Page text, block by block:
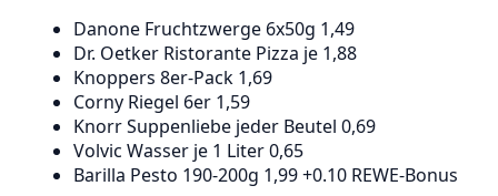
Danone Fruchtzwerge 6x50g 1,49
Dr. Oetker Ristorante Pizza je 1,88
Knoppers 8er-Pack 1,69
Corny Riegel 6er 1,59
Knorr Suppenliebe jeder Beutel 0,69
Volvic Wasser je 1 Liter 0,65
Barilla Pesto 190-200g 1,99 +0.10 REWE-Bonus